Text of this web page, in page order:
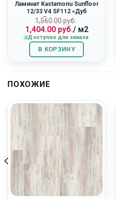
Ламинат Kastamonu Sunfloor
12/33 V4 SF112 «Дуб
Ривьера»
1,560.00руб.
Первоначальная
цена
составляла
1,560.00
руб..
1,404.00руб.
Текущая
цена:
1,404.00
руб..
/ м2
Доступно для заказа
В КОРЗИНУ
ПОХОЖИЕ